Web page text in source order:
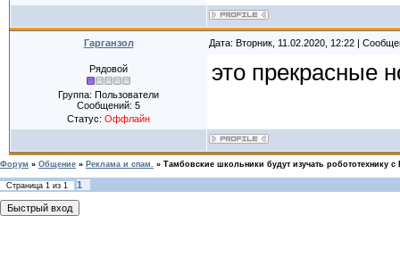
Гарганзол Дата: Вторник, 11.02.2020, 12:22 |
Рядовой
Группа: Пользователи
Сообщений: 5
Статус: Оффлайн
это прекрасные
Форум » Общение » Реклама и спам. » Тамбовские школьники будут изучать робототехнику с
Страница 1 из 1 1